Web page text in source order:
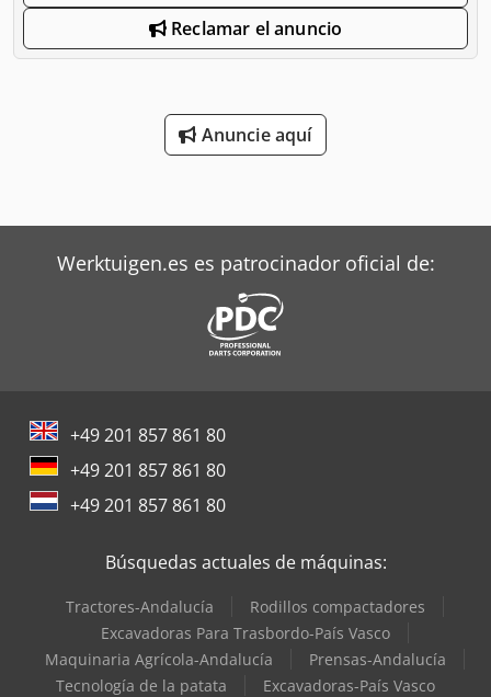
Reclamar el anuncio
Anuncie aquí
Werktuigen.es es patrocinador oficial de:
+49 201 857 861 80
+49 201 857 861 80
+49 201 857 861 80
Búsquedas actuales de máquinas:
Tractores-Andalucía
Rodillos compactadores
Excavadoras Para Trasbordo-País Vasco
Maquinaria Agrícola-Andalucía
Prensas-Andalucía
Tecnología de la patata
Excavadoras-País Vasco